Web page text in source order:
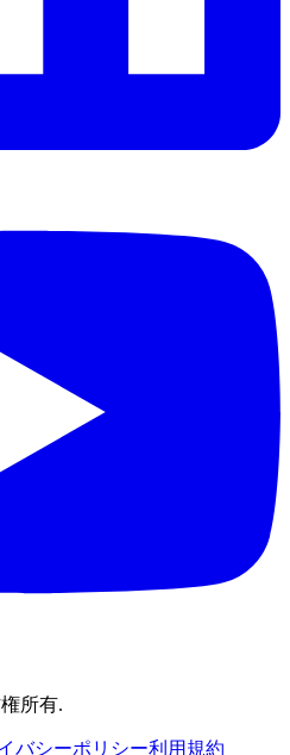
所有.
バシーポリシー利用規約